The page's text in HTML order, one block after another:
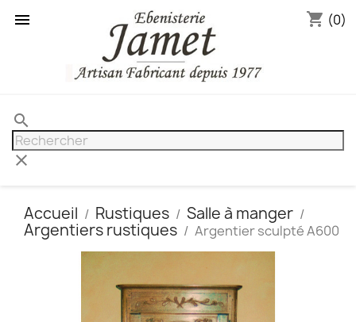
 shopping_cart (0)
search
clear
Accueil Rustiques
Salle à manger
Argentiers rustiques
Argentier sculpté A600